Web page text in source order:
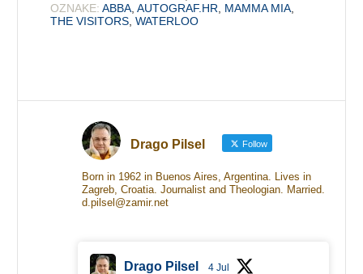
OZNAKE: ABBA ,AUTOGRAF.HR MAMMA MIA
THE VISITORS ,WATERLOO
Drago Pilsel Follow
Born in 1962 in Buenos Aires, Argentina. Lives in
Zagreb, Croatia. Journalist and Theologian. Married.
d.pilsel@zamir.net
Drago Pilsel 4 Jul